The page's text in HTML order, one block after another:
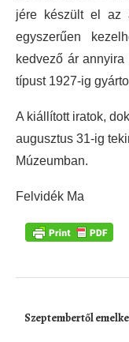
jére készült el az
egyszerűen
kedvező ár
típust 1927-ig
A kiállított iratok,
augusztus 31-ig
Múzeumban.
Felvidék Ma
Szeptembertől